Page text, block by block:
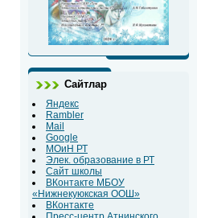
Сайтлар
Яндекс
Rambler
Mail
Google
МОиН РТ
Элек. образование в РТ
Сайт школы
ВКонтакте МБОУ
«Нижнекуюкская ООШ»
ВКонтакте